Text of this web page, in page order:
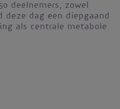
deelnemers, zowel
deze dag een diepgaand
als centrale metabole